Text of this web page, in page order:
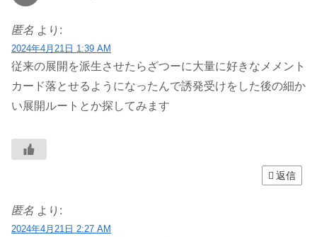
匿名 より:
2024年4月21日 1:39 AM
従来の展開を派生させたらざつーに大量に好きなメメント
カード落とせるようになったんで誘発受けをした後の細か
い展開ルートとか探してみます
返信
匿名 より:
2024年4月21日 2:27 AM